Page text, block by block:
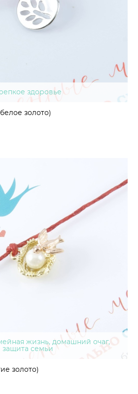
здоровье
золото)
жизнь, домашний очаг,
защита семьи
золото)